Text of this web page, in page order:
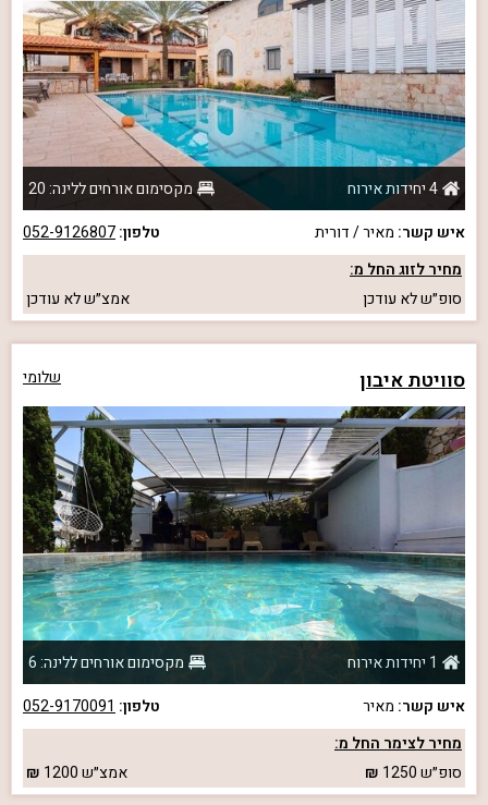
4 יחידות אירוח
מקסימום אורחים ללינה: 20
איש קשר: מאיר / דורית טלפון:052-9126807
מחיר לזוג החל מ:
סופ״שלא עודכן אמצ״שלא עודכן
סוויטת איבון שלומי
1 יחידות אירוח
מקסימום אורחים ללינה: 6
איש קשר: מאיר טלפון: 052-9170091
מחיר לצימר החל מ:
סופ״ש1250 אמצ״ש1200